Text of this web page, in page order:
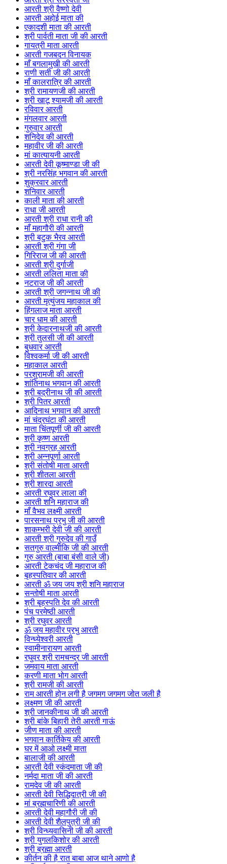
आरती श्री वैष्णो देवी
आरती अहोई माता की
एकादशी माता की आरती
श्री पार्वती माता जी की आरती
गायत्री माता आरती
आरती गजबदन विनायक
माँ बगलामुखी की आरती
राणी सती जी की आरती
माँ कालरात्रि की आरती
श्री रामायणजी की आरती
श्री खाटू श्यामजी की आरती
रविवार आरती
मंगलवार आरती
गुरुवार आरती
शनिदेव की आरती
महावीर जी की आरती
मां कात्यायनी आरती
आरती देवी कूष्माण्डा जी की
श्री नरसिंह भगवान की आरती
शुक्रवार आरती
शनिवार आरती
काली माता की आरती
राधा जी आरती
आरती श्री राधा रानी की
माँ महागौरी की आरती
श्री बटुक भैरव आरती
आरती श्री गंगा जी
गिरिराज जी की आरती
आरती श्री दुर्गाजी
आरती ललिता माता की
नटराज जी की आरती
आरती श्री जगन्नाथ जी की
आरती मृत्युंजय महाकाल की
हिंगलाज माता आरती
चार धाम की आरती
श्री केदारनाथजी की आरती
श्री तुलसी जी की आरती
बुधवार आरती
विश्वकर्मा जी की आरती
महाकाल आरती
परशुरामजी की आरती
शांतिनाथ भगवान की आरती
श्री बद्रीनाथ जी की आरती
श्री पितर आरती
आदिनाथ भगवान की आरती
मां चंद्रघंटा की आरती
माता चिंतपूर्णी जी की आरती
श्री कृष्ण आरती
श्री नवग्रह आरती
श्री अन्नपूर्णा आरती
श्री संतोषी माता आरती
श्री शीतला आरती
श्री शारदा आरती
आरती रघुवर लाला की
आरती शनि महाराज की
माँ वैभव लक्ष्मी आरती
पारसनाथ प्रभु जी की आरती
शाकम्भरी देवी जी की आरती
आरती श्री गुरुदेव की गाउँ
सतगुरु वाल्मीकि जी की आरती
गुरु आरती (बाबा बंसी वाले जी)
आरती टेकचंद जी महाराज की
बृहस्पतिवार की आरती
आरती ॐ जय जय श्री शनि महाराज
सन्तोषी माता आरती
श्री बृहस्पति देव की आरती
पंच परमेष्ठी आरती
श्री रघुवर आरती
ॐ जय महावीर प्रभु आरती
विन्ध्येश्वरी आरती
स्वामीनारायण आरती
रघुवर श्री रामचन्द्र जी आरती
जमवाय माता आरती
करणी माता भोग आरती
श्री रामजी की आरती
राम आरती होन लगी है जगमग जगमग जोत जली है
लक्ष्मण जी की आरती
श्री जानकीनाथ जी की आरती
श्री बांके बिहारी तेरी आरती गाऊं
जीण माता की आरती
भगवान कार्तिकेय की आरती
घर में आओ लक्ष्मी माता
बालाजी की आरती
आरती देवी स्कंदमाता जी की
नर्मदा माता जी की आरती
रामदेव जी की आरती
आरती देवी सिद्धिदात्री जी की
मां ब्रह्मचारिणी की आरती
आरती देवी महागौरी जी की
आरती देवी शैलपुत्री जी की
श्री विन्ध्यवासिनी जी की आरती
श्री युगलकिशोर की आरती
श्री ब्रह्मा आरती
कीर्तन की है रात बाबा आज थाने आणो है